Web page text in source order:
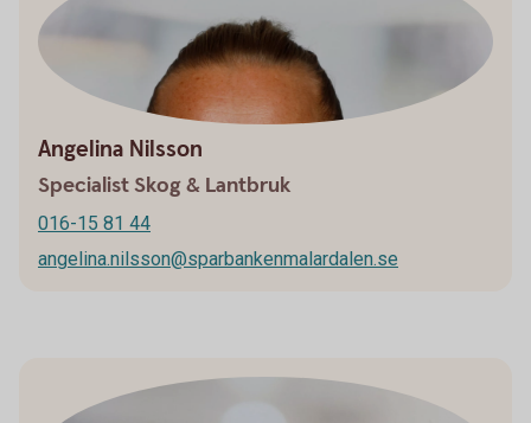
Angelina Nilsson
Specialist Skog & Lantbruk
016-15 81 44
angelina.nilsson@sparbankenmalardalen.se